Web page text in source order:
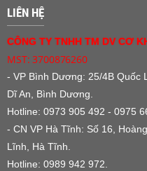
LIÊN HỆ
CÔNG TY TNHH TM DV CƠ
MST: 3700876260
- VP Bình Dương: 25/4B Quốc
Dĩ An, Bình Dương.
Hotline: 0973 905 492 - 0975
- CN VP Hà Tĩnh: Số 16,
Lĩnh, Hà Tĩnh.
Hotline: 0989 942 972.